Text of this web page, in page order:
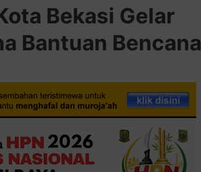
Bekasi Gelar
Bantuan Bencana